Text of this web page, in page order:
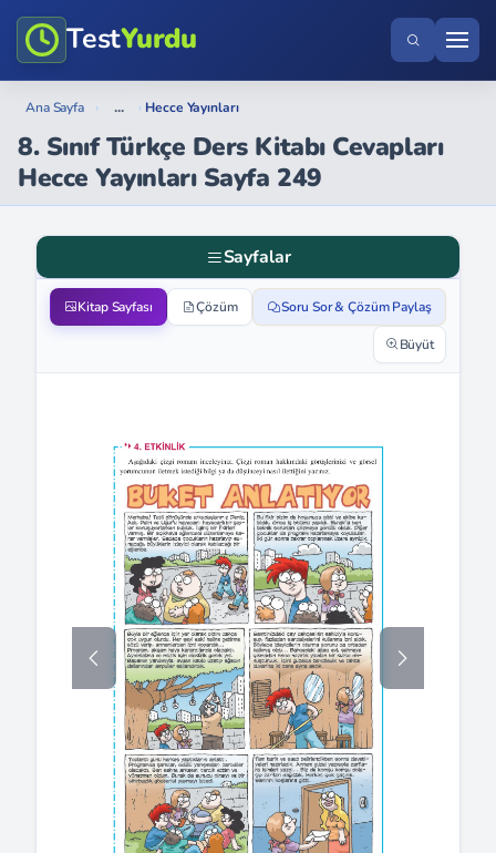
TestYurdu
Ana Sayfa › ... › Hecce Yayınları
8. Sınıf Türkçe Ders Kitabı Cevapları
Hecce Yayınları Sayfa 249
Sayfalar
Kitap Sayfası Çözüm Soru Sor & Çözüm Paylaş
Büyüt